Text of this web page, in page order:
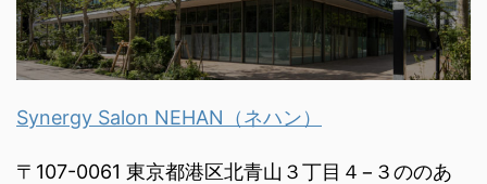
Synergy Salon NEHAN（ネハン）
〒107-0061 東京都港区北青山３丁目４−３ののあ